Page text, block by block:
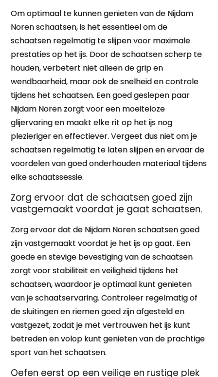
Om optimaal te kunnen genieten van de Nijdam
Noren schaatsen, is het essentieel om de
schaatsen regelmatig te slijpen voor maximale
prestaties op het ijs. Door de schaatsen scherp te
houden, verbetert niet alleen de grip en
wendbaarheid, maar ook de snelheid en controle
tijdens het schaatsen. Een goed geslepen paar
Nijdam Noren zorgt voor een moeiteloze
glijervaring en maakt elke rit op het ijs nog
plezieriger en effectiever. Vergeet dus niet om je
schaatsen regelmatig te laten slijpen en ervaar de
voordelen van goed onderhouden materiaal tijdens
elke schaatssessie.
Zorg ervoor dat de schaatsen goed zijn
vastgemaakt voordat je gaat schaatsen.
Zorg ervoor dat de Nijdam Noren schaatsen goed
zijn vastgemaakt voordat je het ijs op gaat. Een
goede en stevige bevestiging van de schaatsen
zorgt voor stabiliteit en veiligheid tijdens het
schaatsen, waardoor je optimaal kunt genieten
van je schaatservaring. Controleer regelmatig of
de sluitingen en riemen goed zijn afgesteld en
vastgezet, zodat je met vertrouwen het ijs kunt
betreden en volop kunt genieten van de prachtige
sport van het schaatsen.
Oefen eerst op een veilige en rustige plek